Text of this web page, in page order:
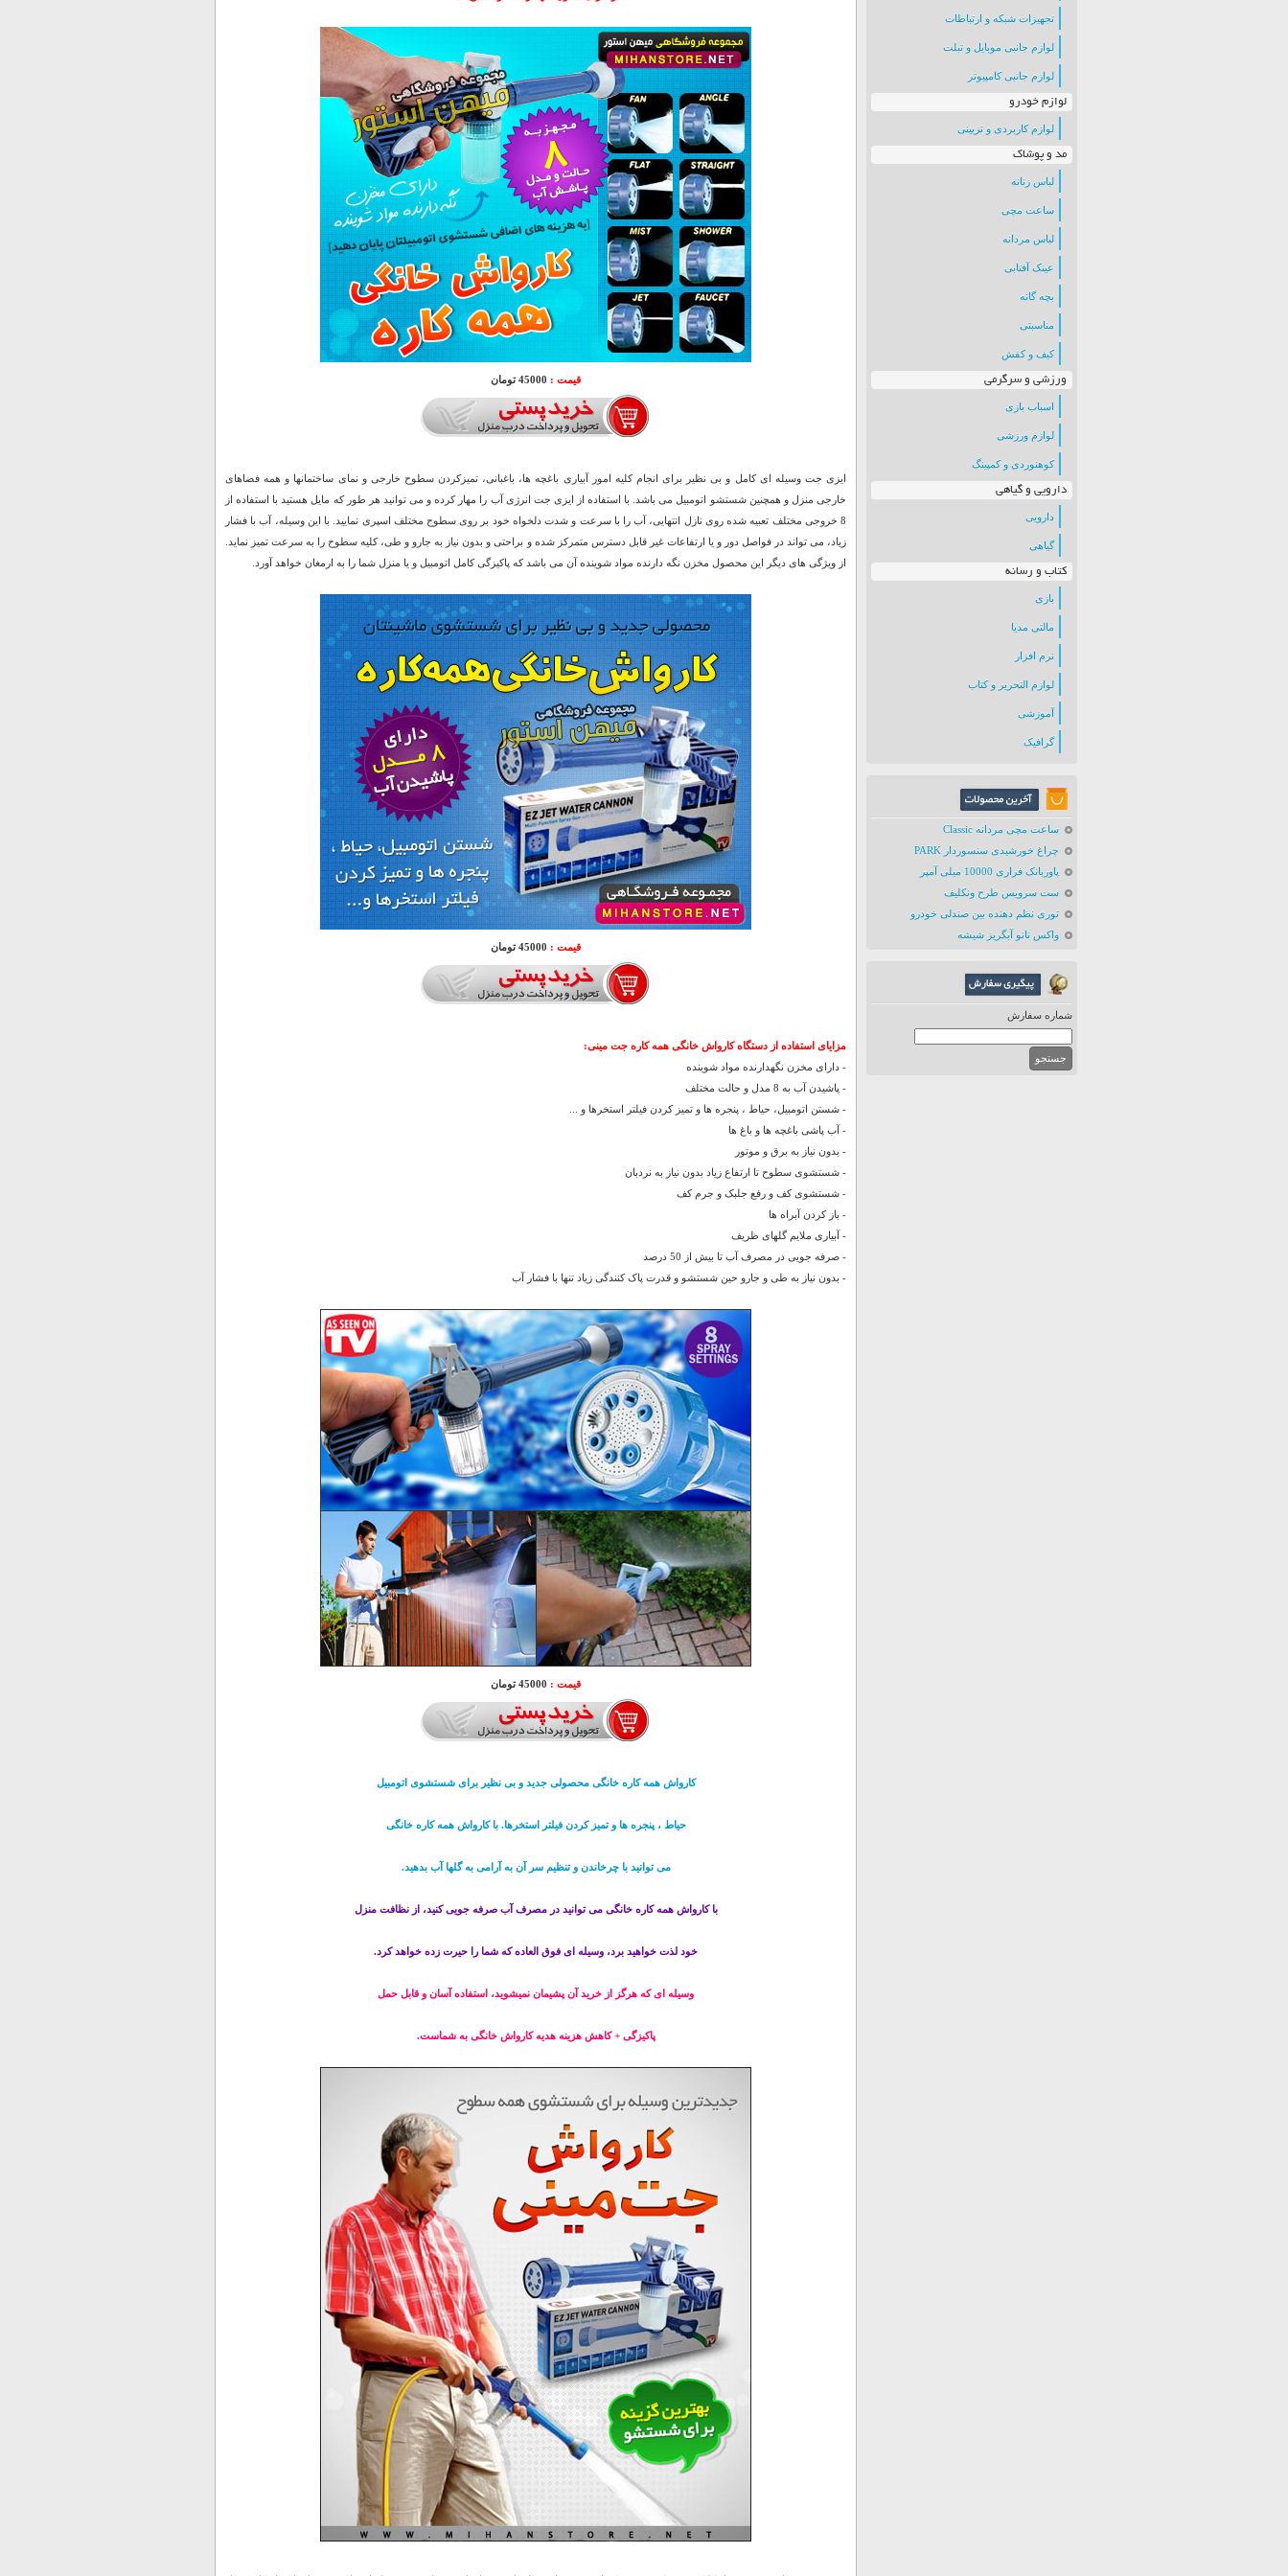
تجهیزات شبکه و ارتباطات
لوازم جانبی موبایل و تبلت
لوازم جانبی کامپیوتر
لوازم خودرو
لوازم کاربردی و تزیینی
مد و پوشاک
لباس زنانه
ساعت مچی
لباس مردانه
عینک آفتابی
بچه گانه
مناسبتی
کیف و کفش
ورزشی و سرگرمی
اسباب بازی
لوازم ورزشی
کوهنوردی و کمپینگ
دارویی و گیاهی
دارویی
گیاهی
کتاب و رسانه
بازی
مالتی مدیا
نرم افزار
لوازم التحریر و کتاب
آموزشی
گرافیک
ساعت مچی مردانه Classic
چراغ خورشیدی سنسوردار PARK
پاوربانک فراری 10000 میلی آمپر
ست سرویس طرح ونکلیف
توری نظم دهنده بین صندلی خودرو
واکس نانو آبگریز شیشه
شماره سفارش
قیمت : 45000 تومان
ایزی جت وسیله ای کامل و بی نظیر برای انجام کلیه امور آبیاری باغچه ها، باغبانی، تمیزکردن سطوح خارجی و نمای ساختمانها و همه فضاهای
خارجی منزل و همچنین شستشو اتومبیل می باشد. با استفاده از ایزی جت انرژی آب را مهار کرده و می توانید هر طور که مایل هستید با استفاده از
8 خروجی مختلف تعبیه شده روی نازل انتهایی، آب را با سرعت و شدت دلخواه خود بر روی سطوح مختلف اسپری نمایید. با این وسیله،‌ آب با فشار
زیاد، می تواند در فواصل دور و یا ارتفاعات غیر قابل دسترس متمرکز شده و براحتی و بدون نیاز به جارو و طی، کلیه سطوح را به سرعت تمیز نماید.
از ویژگی های دیگر این محصول مخزن نگه دارنده مواد شوینده آن می باشد که پاکیزگی کامل اتومبیل و یا منزل شما را به ارمغان خواهد آورد.
قیمت : 45000 تومان
مزایای استفاده از دستگاه کارواش خانگی همه کاره جت مینی:
- دارای مخزن نگهدارنده مواد شوینده
- پاشیدن آب به 8 مدل و حالت مختلف
- شستن اتومبیل، حیاط ، پنجره ها و تمیز کردن فیلتر استخرها و ...
- آب پاشی باغچه ها و باغ ها
- بدون نیاز به برق و موتور
- شستشوی سطوح تا ارتفاع زیاد بدون نیاز به نردبان
- شستشوی کف و رفع جلبک و جرم کف
- باز کردن آبراه ها
- آبیاری ملایم گلهای ظریف
- صرفه جویی در مصرف آب تا بیش از 50 درصد
- بدون نیاز به طی و جارو حین شستشو و قدرت پاک کنندگی زیاد تنها با فشار آب
قیمت : 45000 تومان
کارواش همه کاره خانگی محصولی جدید و بی نظیر برای شستشوی اتومبیل
حیاط ، پنجره ها و تمیز کردن فیلتر استخرها. با کارواش همه کاره خانگی
می توانید با چرخاندن و تنظیم سر آن به آرامی به گلها آب بدهید.
با کارواش همه کاره خانگی می توانید در مصرف آب صرفه جویی کنید، از نظافت منزل
خود لذت خواهید برد، وسیله ای فوق العاده که شما را حیرت زده خواهد کرد.
وسیله ای که هرگز از خرید آن پشیمان نمیشوید، استفاده آسان و قابل حمل
پاکیزگی + کاهش هزینه هدیه کارواش خانگی به شماست.